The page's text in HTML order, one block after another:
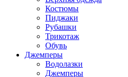
Костюмы
Пиджаки
Рубашки
Трикотаж
Обувь
Джемперы
Водолазки
Джемперы